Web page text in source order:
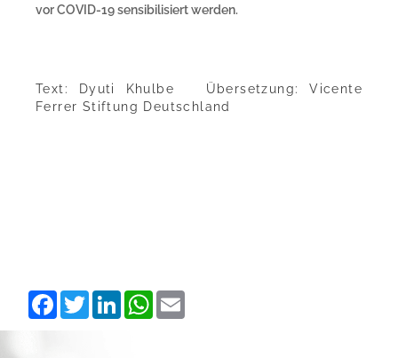
vor COVID-19 sensibilisiert werden.
Text: Dyuti Khulbe Übersetzung: Vicente
Ferrer Stiftung Deutschland
F
a
T
w
L W
h